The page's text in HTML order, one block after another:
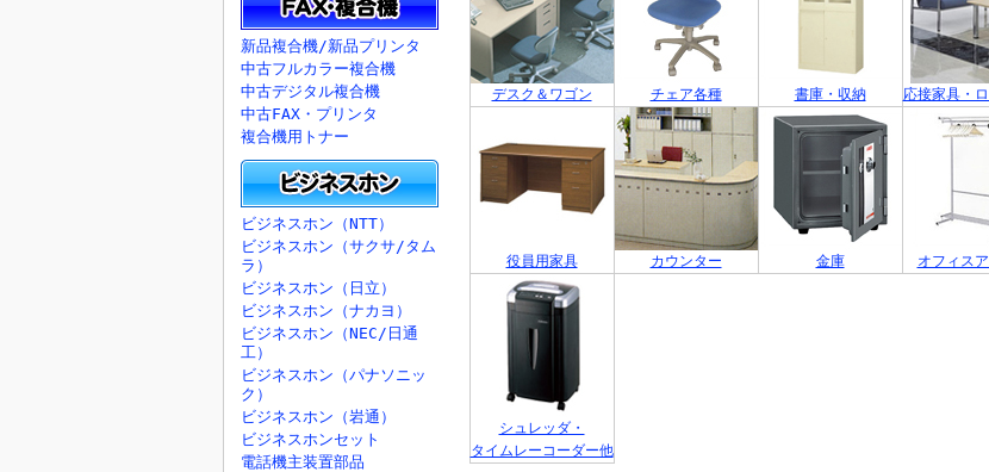
新品複合機/新品プリンタ
中古フルカラー複合機
中古デジタル複合機
中古FAX・プリンタ
複合機用トナー
ビジネスホン（NTT）
ビジネスホン（サクサ/タム
ラ）
ビジネスホン（日立）
ビジネスホン（ナカヨ）
ビジネスホン（NEC/日通
工）
ビジネスホン（パナソニッ
ク）
ビジネスホン（岩通）
ビジネスホンセット
電話機主装置部品
デスク＆ワゴン チェア各種 書庫・収納 応接家具・
役員用家具 カウンター 金庫 オフィス
シュレッダ・
タイムレーコーダー他